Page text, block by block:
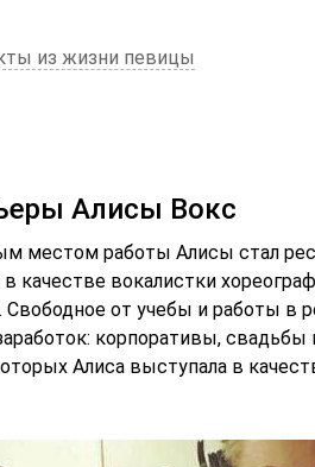
из жизни певицы
Алисы Вокс
местом работы Алисы стал
качестве вокалистки
от учебы и работы в
корпоративы, свадьбы
Алиса выступала в